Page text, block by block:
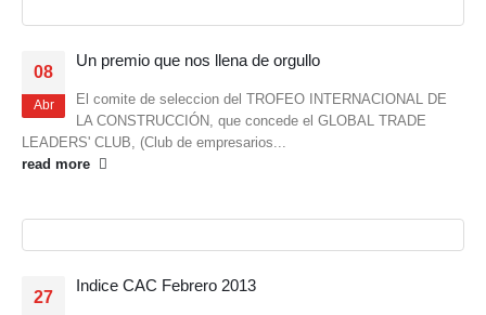
08
Abr
Un premio que nos llena de orgullo
El comite de seleccion del TROFEO INTERNACIONAL DE
LA CONSTRUCCIÓN, que concede el GLOBAL TRADE
LEADERS' CLUB, (Club de empresarios...
read more
27
Indice CAC Febrero 2013